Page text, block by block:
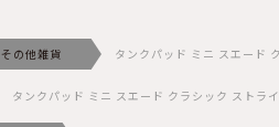
その他雑貨 タンクパッド ミニ スエード
タンクパッド ミニ スエード クラシック ストラ